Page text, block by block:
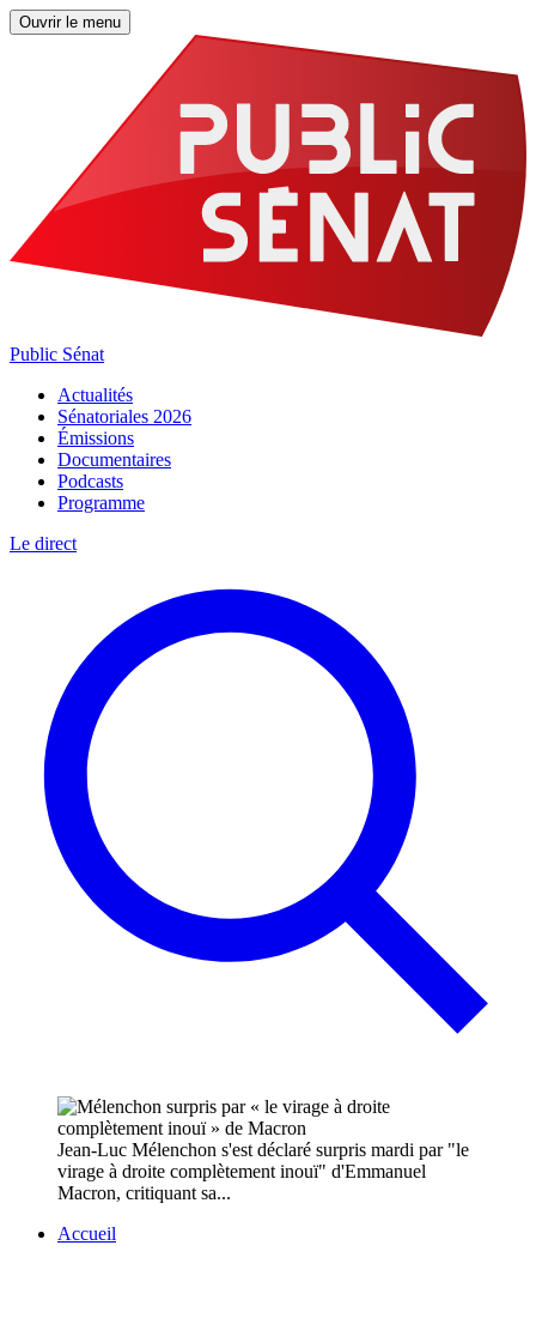
Ouvrir le menu
Public Sénat
Actualités
Sénatoriales 2026
Émissions
Documentaires
Podcasts
Programme
Le direct
Jean-Luc Mélenchon s'est déclaré surpris mardi par "le
virage à droite complètement inouï" d'Emmanuel
Macron, critiquant sa...
Accueil